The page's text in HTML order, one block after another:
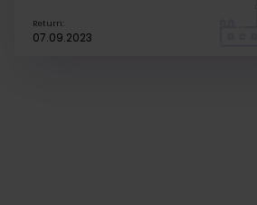
Return:
07.09.2023